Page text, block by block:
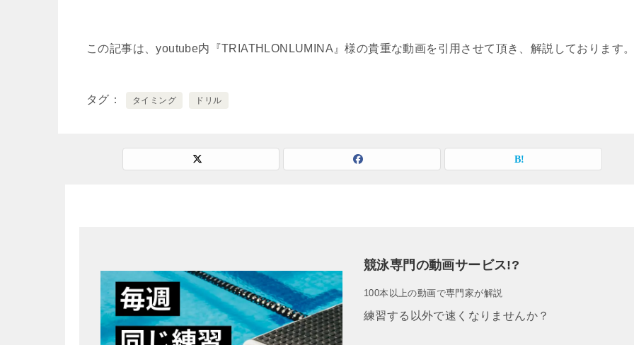
この記事は、youtube内『TRIATHLONLUMINA』様の貴重な動画を引用させて頂き、解説しております
タグ タイミング ドリル
競泳専門の動画サービス!?
100本以上の動画で専門家が解説
練習する以外で速くなりませんか？